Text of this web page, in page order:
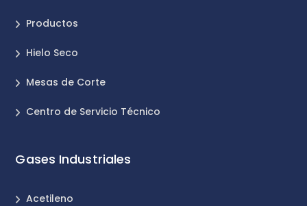
Productos
Hielo Seco
Mesas de Corte
Centro de Servicio Técnico
Gases Industriales
Acetileno